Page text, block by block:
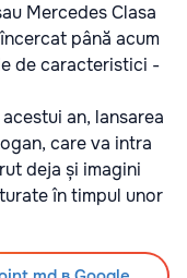
Mercedes Clasa
până acum
de caracteristici -
an, lansarea
care va intra
deja și imagini
în timpul unor